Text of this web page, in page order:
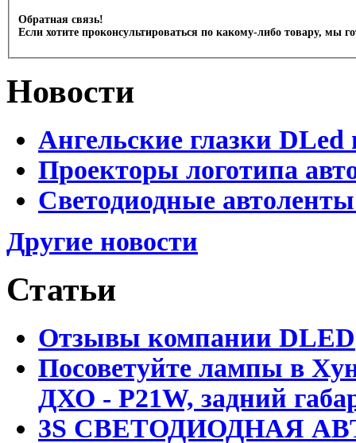
Обратная связь!
Если хотите проконсультироваться по какому-либо товару, мы
Новости
Ангельские глазки DLed
Проекторы логотипа
Светодиодные
Другие новости
Статьи
Отзывы компании DLED
Посоветуйте лампы в
ДХО - P21W, задний
3S СВЕТОДИОДНАЯ